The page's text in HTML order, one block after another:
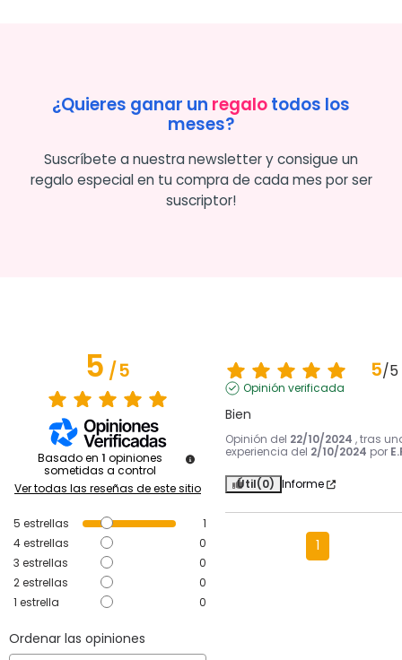
¿Quieres ganar un regalotodos los
meses?
Suscríbete a nuestra newsletter y consigue un
regalo especial en tu compra de cada mes por ser
suscriptor!
5/5
Basado en 1 opiniones
sometidas a control
Ver todas las reseñas de este sitio
5 estrellas
1
4estrellas
0
3 estrellas
0
2estrellas
0
1 estrella 0
Ordenar las opiniones
5/5
Opinión verificada
Bien
Opinión del 22/10/2024 , tras
experiencia del 2/10/2024 por
Útil(0) Informe
1